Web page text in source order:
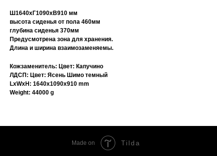
Ш1640хГ1090хВ910 мм
высота сиденья от пола 460мм
глубина сиденья 370мм
Предусмотрена зона для хранения.
Длина и ширина взаимозаменяемы.
Кожзаменитель: Цвет: Капучино
ЛДСП: Цвет: Ясень Шимо темный
LxWxH: 1640x1090x910 mm
Weight: 44000 g
Made on Tilda